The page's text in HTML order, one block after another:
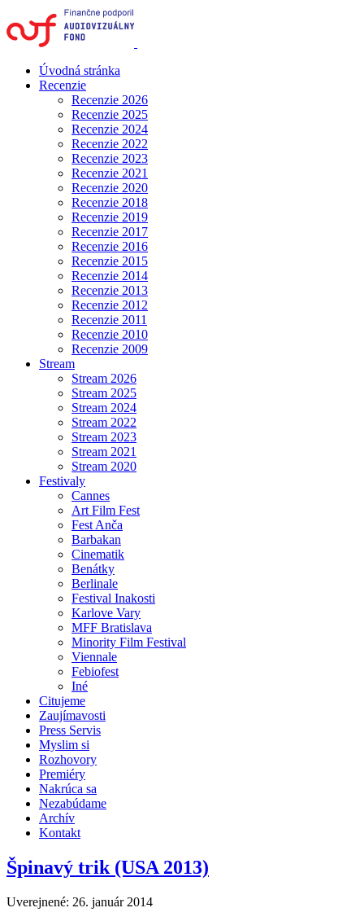
Úvodná stránka
Recenzie
Recenzie 2026
Recenzie 2025
Recenzie 2024
Recenzie 2022
Recenzie 2023
Recenzie 2021
Recenzie 2020
Recenzie 2018
Recenzie 2019
Recenzie 2017
Recenzie 2016
Recenzie 2015
Recenzie 2014
Recenzie 2013
Recenzie 2012
Recenzie 2011
Recenzie 2010
Recenzie 2009
Stream
Stream 2026
Stream 2025
Stream 2024
Stream 2022
Stream 2023
Stream 2021
Stream 2020
Festivaly
Cannes
Art Film Fest
Fest Anča
Barbakan
Cinematik
Benátky
Berlinale
Festival Inakosti
Karlove Vary
MFF Bratislava
Minority Film Festival
Viennale
Febiofest
Iné
Citujeme
Zaujímavosti
Press Servis
Myslim si
Rozhovory
Premiéry
Nakrúca sa
Nezabúdame
Archív
Kontakt
Špinavý trik (USA 2013)
Uverejnené: 26. január 2014